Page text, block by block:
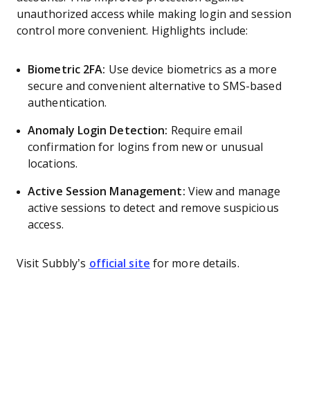
unauthorized access while making login and session
control more convenient. Highlights include:
Biometric 2FA: Use device biometrics as a more
secure and convenient alternative to SMS-based
authentication.
Anomaly Login Detection: Require email
confirmation for logins from new or unusual
locations.
Active Session Management: View and manage
active sessions to detect and remove suspicious
access.
Visit Subbly’s official site for more details.